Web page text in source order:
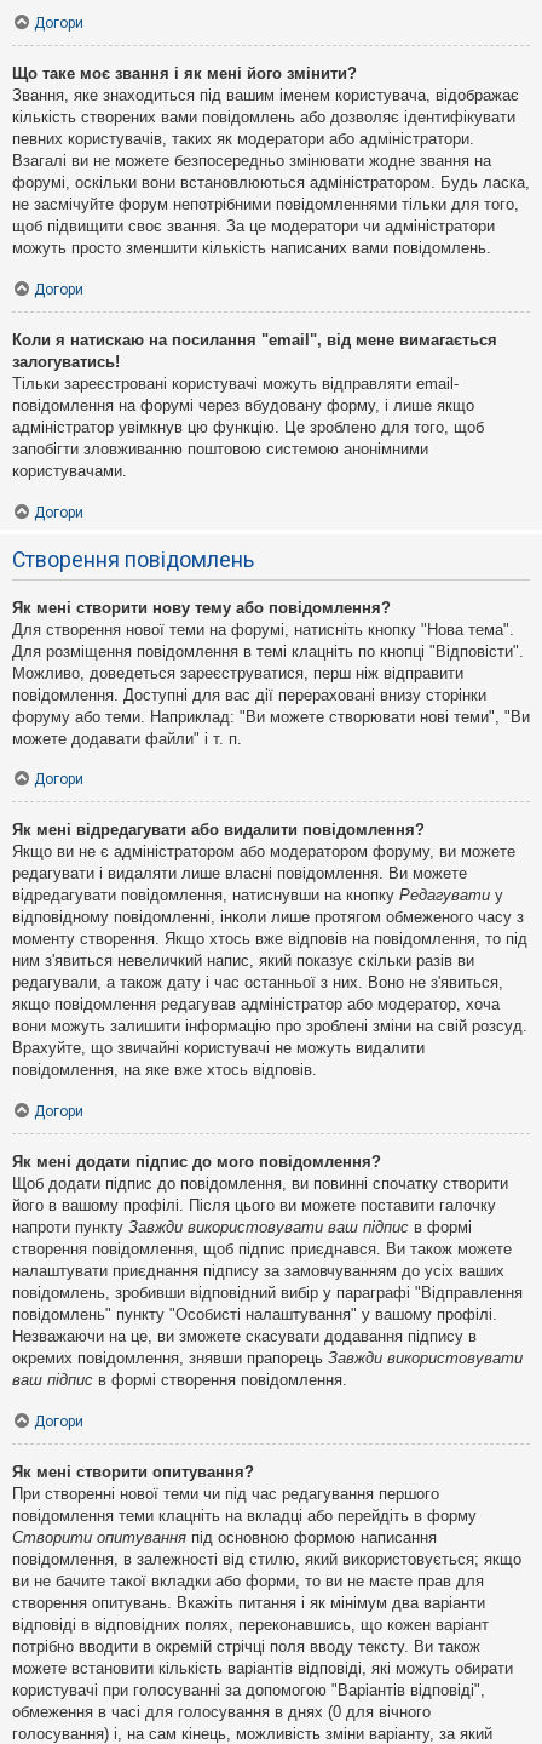
Догори
Що таке моє звання і як мені його змінити?
Звання, яке знаходиться під вашим іменем користувача, відображає
кількість створених вами повідомлень або дозволяє ідентифікувати
певних користувачів, таких як модератори або адміністратори.
Взагалі ви не можете безпосередньо змінювати жодне звання на
форумі, оскільки вони встановлюються адміністратором. Будь ласка,
не засмічуйте форум непотрібними повідомленнями тільки для того,
щоб підвищити своє звання. За це модератори чи адміністратори
можуть просто зменшити кількість написаних вами повідомлень.
Догори
Коли я натискаю на посилання "email", від мене вимагається
залогуватись!
Тільки зареєстровані користувачі можуть відправляти email-
повідомлення на форумі через вбудовану форму, і лише якщо
адміністратор увімкнув цю функцію. Це зроблено для того, щоб
запобігти зловживанню поштовою системою анонімними
користувачами.
Догори
Створення повідомлень
Як мені створити нову тему або повідомлення?
Для створення нової теми на форумі, натисніть кнопку "Нова тема".
Для розміщення повідомлення в темі клацніть по кнопці "Відповісти".
Можливо, доведеться зареєструватися, перш ніж відправити
повідомлення. Доступні для вас дії перераховані внизу сторінки
форуму або теми. Наприклад: "Ви можете створювати нові теми", "Ви
можете додавати файли" і т. п.
Догори
Як мені відредагувати або видалити повідомлення?
Якщо ви не є адміністратором або модератором форуму, ви можете
редагувати і видаляти лише власні повідомлення. Ви можете
відредагувати повідомлення, натиснувши на кнопку Редагувати у
відповідному повідомленні, інколи лише протягом обмеженого часу з
моменту створення. Якщо хтось вже відповів на повідомлення, то під
ним з'явиться невеличкий напис, який показує скільки разів ви
редагували, а також дату і час останньої з них. Воно не з'явиться,
якщо повідомлення редагував адміністратор або модератор, хоча
вони можуть залишити інформацію про зроблені зміни на свій розсуд.
Врахуйте, що звичайні користувачі не можуть видалити
повідомлення, на яке вже хтось відповів.
Догори
Як мені додати підпис до мого повідомлення?
Щоб додати підпис до повідомлення, ви повинні спочатку створити
його в вашому профілі. Після цього ви можете поставити галочку
напроти пункту Завжди використовувати ваш підпис в формі
створення повідомлення, щоб підпис приєднався. Ви також можете
налаштувати приєднання підпису за замовчуванням до усіх ваших
повідомлень, зробивши відповідний вибір у параграфі "Відправлення
повідомлень" пункту "Особисті налаштування" у вашому профілі.
Незважаючи на це, ви зможете скасувати додавання підпису в
окремих повідомлення, знявши прапорець Завжди використовувати
ваш підпис в формі створення повідомлення.
Догори
Як мені створити опитування?
При створенні нової теми чи під час редагування першого
повідомлення теми клацніть на вкладці або перейдіть в форму
Створити опитування під основною формою написання
повідомлення, в залежності від стилю, який використовується; якщо
ви не бачите такої вкладки або форми, то ви не маєте прав для
створення опитувань. Вкажіть питання і як мінімум два варіанти
відповіді в відповідних полях, переконавшись, що кожен варіант
потрібно вводити в окремій стрічці поля вводу тексту. Ви також
можете встановити кількість варіантів відповіді, які можуть обирати
користувачі при голосуванні за допомогою "Варіантів відповіді",
обмеження в часі для голосування в днях (0 для вічного
голосування) і, на сам кінець, можливість зміни варіанту, за який